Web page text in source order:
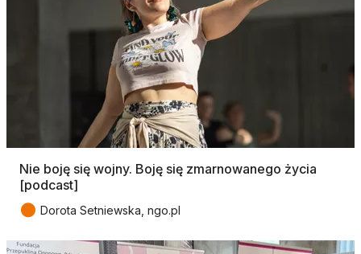
Nie boję się wojny. Boję się zmarnowanego życia
[podcast]
● Dorota Setniewska, ngo.pl